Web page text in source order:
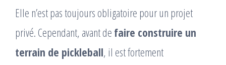
Elle n’est pas toujours obligatoire pour un projet
privé. Cependant, avant de faire construire un
terrain de pickleball, il est fortement